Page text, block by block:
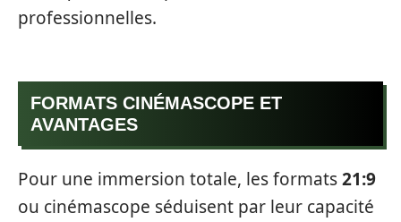
professionnelles.
FORMATS CINÉMASCOPE ET
AVANTAGES
Pour une immersion totale, les formats21:9
ou cinémascope séduisent par leur capacité